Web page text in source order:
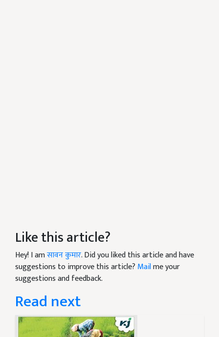
Like this article?
Hey! I amसावन कुमार. Did you liked this article and have
suggestions to improve this article? Mailme your
suggestions and feedback.
Read next